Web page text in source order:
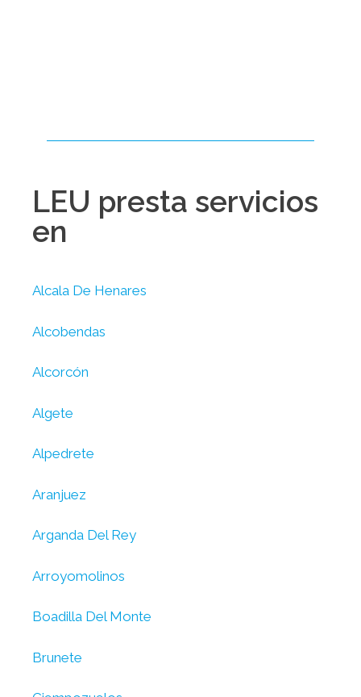
LEU presta servicios
en
Alcala De Henares
Alcobendas
Alcorcón
Algete
Alpedrete
Aranjuez
Arganda Del Rey
Arroyomolinos
Boadilla Del Monte
Brunete